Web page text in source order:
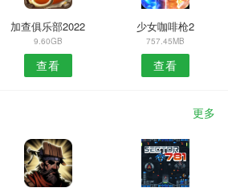
加查俱乐部2022
9.60GB
查看
少女咖啡枪2
757.45MB
查看
更多